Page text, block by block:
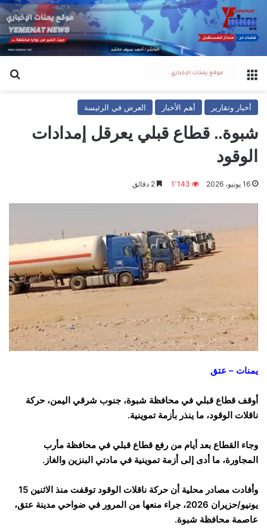
القائمة
أخبار وتقارير أهم الأخبار العرض في الرئيسة
شبوة.. قطاع قبلي يعرقل إمدادات
الوقود
16 يونيو، 2026 1٬143
يمنات – عتق
أوقف قطاع قبلي في محافظة شبوة، جنوب شرقي اليمن، حركة
ناقلات الوقود، ما ينذر بأزمة تموينية.
وجاء القطاع بعد أيام من رفع قطاع قبلي في محافظة مأرب
المجاورة، ما أدى إلى أزمة تموينية في مادتي البنزين والغاز.
وأفادت مصادر محلية أن حركة ناقلات الوقود توقفت منذ الاثنين 15
يونيو/حزيران 2026، جراء منعها من المرور في ضواحي مدينة عتق،
عاصمة محافظة شبوة.